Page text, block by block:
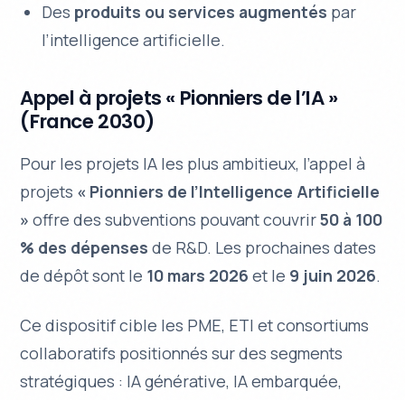
Des produits ou services augmentés par
l’intelligence artificielle.
Appel à projets « Pionniers de l’IA »
(France 2030)
Pour les projets IA les plus ambitieux, l’appel à
projets « Pionniers de l’Intelligence Artificielle
» offre des subventions pouvant couvrir50 à 100
% des dépenses de R&D. Les prochaines dates
de dépôt sont le 10 mars 2026 et le 9 juin 2026.
Ce dispositif cible les PME, ETI et consortiums
collaboratifs positionnés sur des segments
stratégiques : IA générative, IA embarquée,